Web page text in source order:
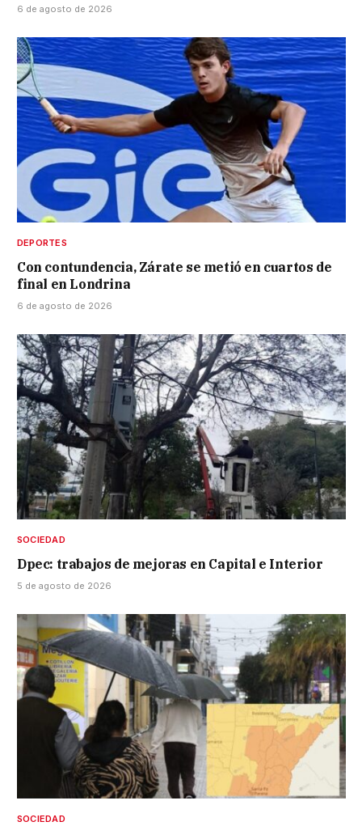
6 de agosto de 2026
DEPORTES
Con contundencia, Zárate se metió en cuartos de
final en Londrina
6 de agosto de 2026
SOCIEDAD
Dpec: trabajos de mejoras en Capital e Interior
5 de agosto de 2026
SOCIEDAD